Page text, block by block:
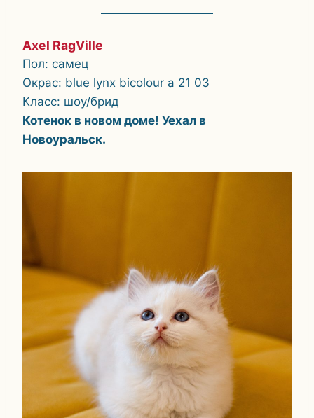
Axel RagVille
Пол: самец
Окрас: blue lynx bicolour a 21 03
Класс: шоу/брид
Котенок в новом доме! Уехал в
Новоуральск.